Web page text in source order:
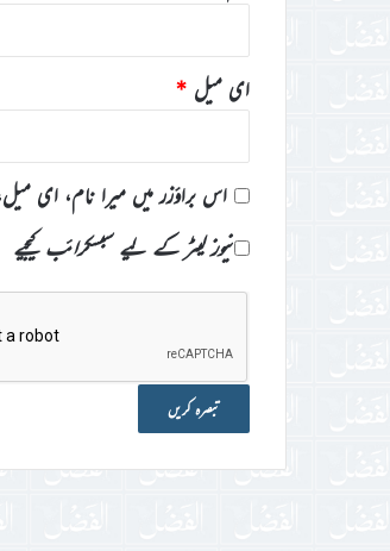
ای میل *
اس براؤزر میں میرا نام، ای
نیوز لیٹر کے لیے سبسکرائب کیجیے